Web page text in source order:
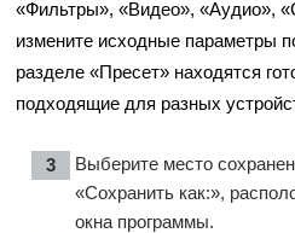
«Фильтры», «Видео», «Аудио»,
измените исходные параметры
разделе «Пресет» находятся
подходящие для разных
Выберите место
«Сохранить как:»,
окна программы.